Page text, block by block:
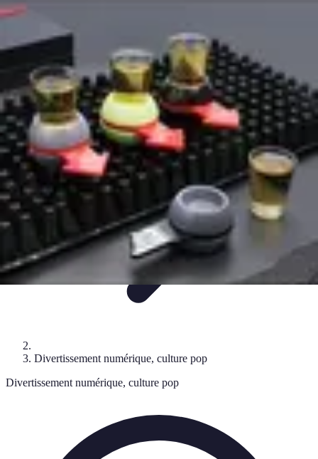
Numérique Divertissant
Numérique Divertissant
Divertissement numérique, culture pop
Divertissement numérique, culture pop